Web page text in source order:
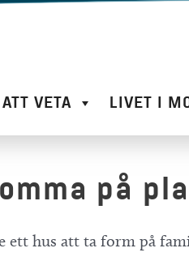
VETA LIVET I
på
hus att ta form på